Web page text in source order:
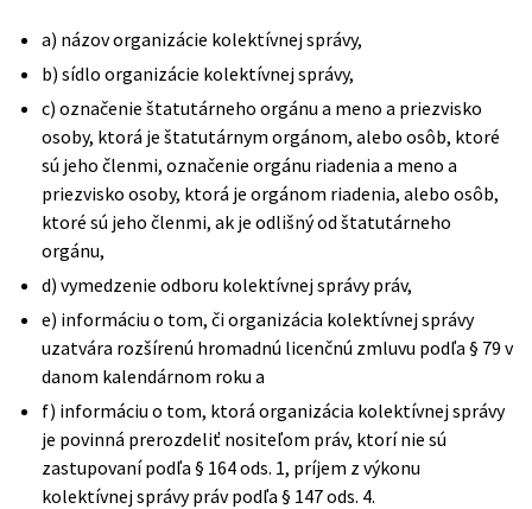
a) názov organizácie kolektívnej správy,
b) sídlo organizácie kolektívnej správy,
c) označenie štatutárneho orgánu a meno a priezvisko
osoby, ktorá je štatutárnym orgánom, alebo osôb, ktoré
sú jeho členmi, označenie orgánu riadenia a meno a
priezvisko osoby, ktorá je orgánom riadenia, alebo osôb,
ktoré sú jeho členmi, ak je odlišný od štatutárneho
orgánu,
d) vymedzenie odboru kolektívnej správy práv,
e) informáciu o tom, či organizácia kolektívnej správy
uzatvára rozšírenú hromadnú licenčnú zmluvu podľa § 79 v
danom kalendárnom roku a
f) informáciu o tom, ktorá organizácia kolektívnej správy
je povinná prerozdeliť nositeľom práv, ktorí nie sú
zastupovaní podľa § 164 ods. 1, príjem z výkonu
kolektívnej správy práv podľa § 147 ods. 4.